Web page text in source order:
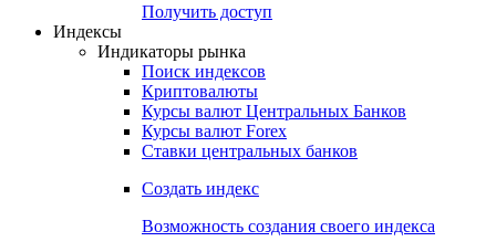
Получить доступ
Индексы
Индикаторы рынка
Поиск индексов
Криптовалюты
Курсы валют Центральных Банков
Курсы валют Forex
Ставки центральных банков
Создать индекс
Возможность создания своего индекса